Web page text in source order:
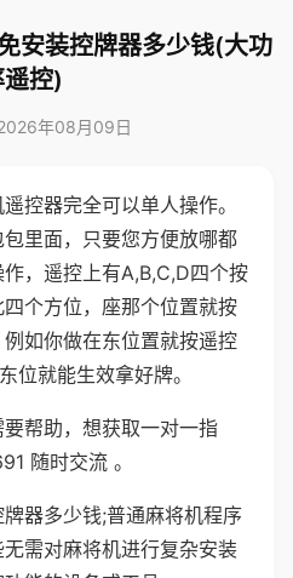
安装控牌器多少钱(大功
遥控)
年08月09日
控器完全可以单人操作。
里面，只要您方便放哪都
，遥控上有A,B,C,D四个按
个方位，座那个位置就按
如你做在东位置就按遥控
位就能生效拿好牌。
帮助，想获取一对一指
随时交流 。
器多少钱;普通麻将机程序
需对麻将机进行复杂安装